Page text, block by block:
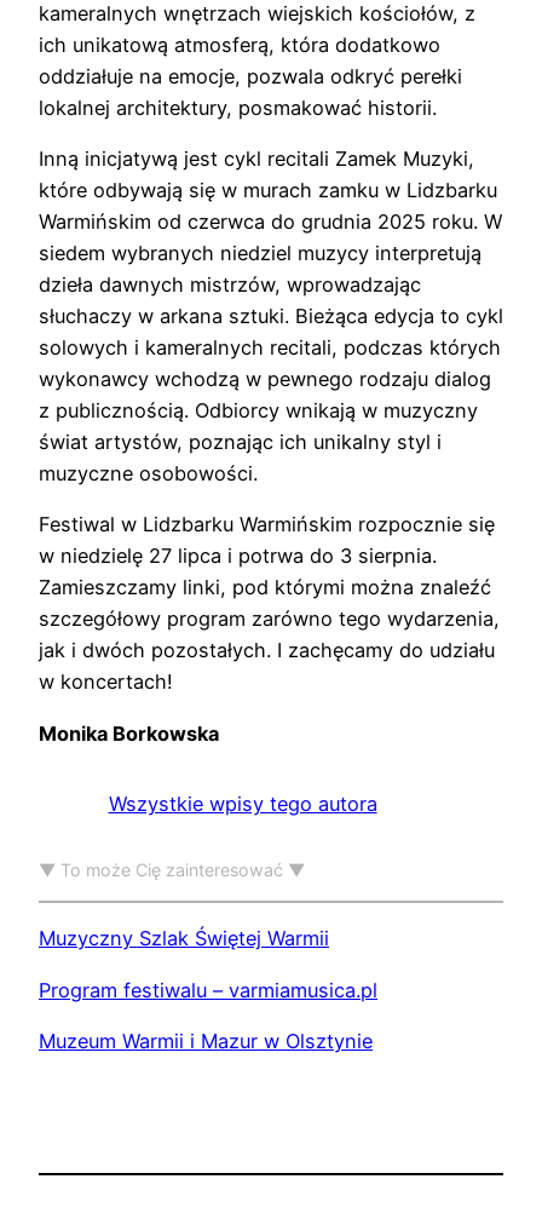
kameralnych wnętrzach wiejskich kościołów, z
ich unikatową atmosferą, która dodatkowo
oddziałuje na emocje, pozwala odkryć perełki
lokalnej architektury, posmakować historii.
Inną inicjatywą jest cykl recitali Zamek Muzyki,
które odbywają się w murach zamku w Lidzbarku
Warmińskim od czerwca do grudnia 2025 roku. W
siedem wybranych niedziel muzycy interpretują
dzieła dawnych mistrzów, wprowadzając
słuchaczy w arkana sztuki. Bieżąca edycja to cykl
solowych i kameralnych recitali, podczas których
wykonawcy wchodzą w pewnego rodzaju dialog
z publicznością. Odbiorcy wnikają w muzyczny
świat artystów, poznając ich unikalny styl i
muzyczne osobowości.
Festiwal w Lidzbarku Warmińskim rozpocznie się
w niedzielę 27 lipca i potrwa do 3 sierpnia.
Zamieszczamy linki, pod którymi można znaleźć
szczegółowy program zarówno tego wydarzenia,
jak i dwóch pozostałych. I zachęcamy do udziału
w koncertach!
Monika Borkowska
Wszystkie wpisy tego autora
▼ To może Cię zainteresować ▼
Muzyczny Szlak Świętej Warmii
Program festiwalu – varmiamusica.pl
Muzeum Warmii i Mazur w Olsztynie